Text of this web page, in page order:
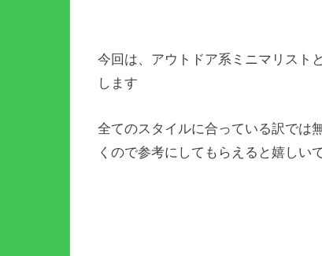
今回は、アウトドア系ミニマリスト
します
全てのスタイルに合っている訳では
くので参考にしてもらえると嬉しい